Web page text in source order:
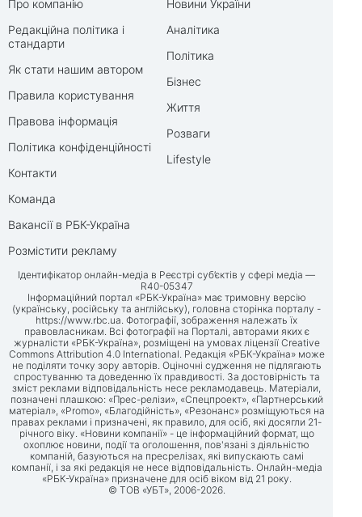
Про компанію
Редакційна політика і
стандарти
Як стати нашим автором
Правила користування
Правова інформація
Політика конфіденційності
Контакти
Команда
Вакансії в РБК-Україна
Розмістити рекламу
Новини України
Аналітика
Політика
Бізнес
Життя
Розваги
Lifestyle
Ідентифікатор онлайн-медіа в Реєстрі суб’єктів у сфері медіа —
R40-05347
Інформаційний портал «РБК-Україна» має тримовну версію
(українську, російську та англійську), головна сторінка порталу -
https://www.rbc.ua. Фотографії, зображення належать їх
правовласникам. Всі фотографії на Порталі, авторами яких є
журналісти «РБК-Україна», розміщені на умовах ліцензії Creative
Commons Attribution 4.0 International. Редакція «РБК-Україна» може
не поділяти точку зору авторів. Оціночні судження не підлягають
спростуванню та доведенню їх правдивості. За достовірність та
зміст реклами відповідальність несе рекламодавець. Матеріали,
позначені плашкою: «Прес-релізи», «Спецпроект», «Партнерський
матеріал», «Promo», «Благодійність», «Резонанс» розміщуються на
правах реклами і призначені, як правило, для осіб, які досягли 21-
річного віку. «Новини компанії» - це інформаційний формат, що
охоплює новини, події та оголошення, пов'язані з діяльністю
компаній, базуються на пресрелізах, які випускають самі
компанії, і за які редакція не несе відповідальність. Онлайн-медіа
«РБК-Україна» призначене для осіб віком від 21 року.
© ТОВ «УБТ», 2006-2026.